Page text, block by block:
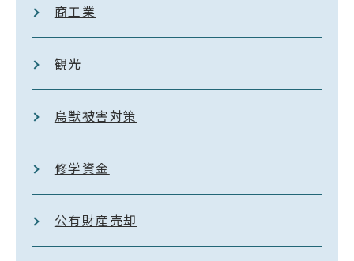
商工業
観光
鳥獣被害対策
修学資金
公有財産売却